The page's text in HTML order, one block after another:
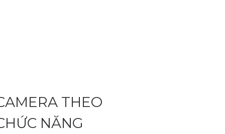
với dịch vụ lắp Camera Hikvision của
hợp với túi tiền của mọi người. 🦉
tính năng thông minh vượt trội. ✪
diễn ra nhanh chóng và hiệu quả.
THEO
NĂNG